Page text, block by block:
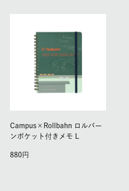
Campus×Rollbahn ロルバー
ンポケット付きメモ L
880